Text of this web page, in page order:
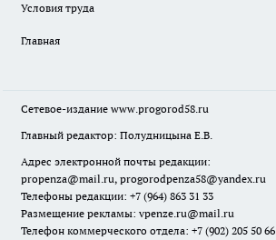
Условия труда
Главная
Сетевое-издание www.progorod58.ru
Главный редактор: Полудницына Е.В.
Адрес электронной почты редакции:
propenza@mail.ru, progorodpenza58@yandex.ru
Телефоны редакции: +7 (964) 863 31 33
Размещение рекламы: vpenze.ru@mail.ru
Телефон коммерческого отдела: +7 (902) 205 50 66